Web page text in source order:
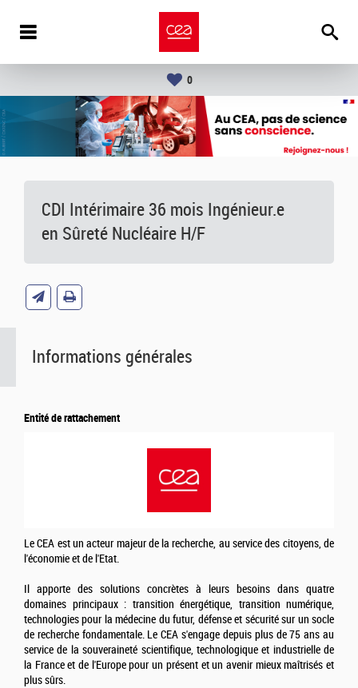
0
CDI Intérimaire 36 mois Ingénieur.e
en Sûreté Nucléaire H/F
Informations générales
Entité de rattachement
Le CEA est un acteur majeur de la recherche, au service des citoyens, de
l'économie et de l'Etat.
Il apporte des solutions concrètes à leurs besoins dans quatre
domaines principaux : transition énergétique, transition numérique,
technologies pour la médecine du futur, défense et sécurité sur un socle
de recherche fondamentale. Le CEA s'engage depuis plus de 75 ans au
service de la souveraineté scientifique, technologique et industrielle de
la France et de l'Europe pour un présent et un avenir mieux maîtrisés et
plus sûrs.